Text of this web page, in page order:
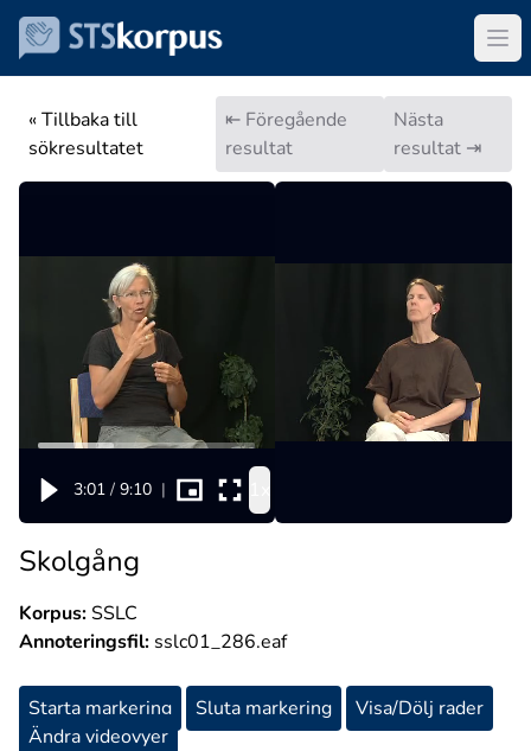
« Tillbaka till
sökresultatet
⇤ Föregående
resultat
Nästa
resultat ⇥
3:01 / 9:10 |
Skolgång
Korpus:SSLC
Annoteringsfil: sslc01_286.eaf
Starta markering Sluta markering
Visa/Dölj rader
Ändra videovyer